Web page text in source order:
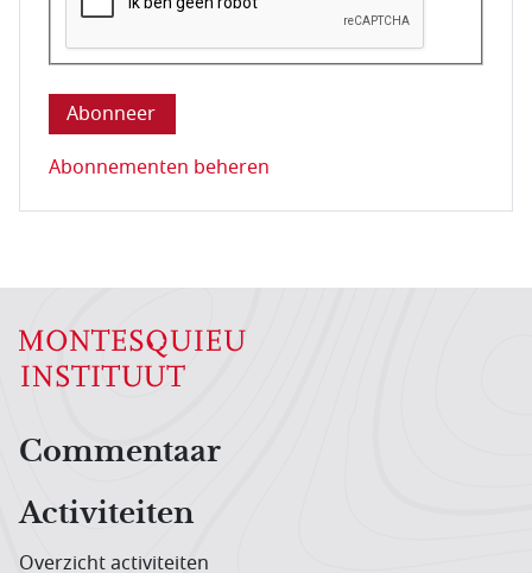
Deze vraag is om te controleren dat u een mens
Abonnementen beheren
Hoofdnavigatiemenu
Commentaar
Activiteiten
Overzicht activiteiten